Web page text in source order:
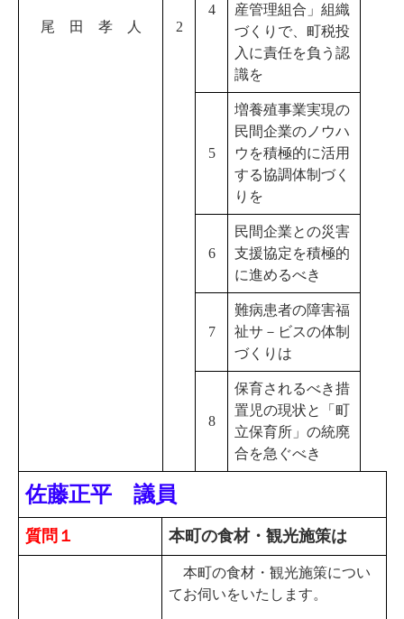
尾 田 孝 人 2
4
産管理組合」組織
づくりで、町税投
入に責任を負う認
識を
5
増養殖事業実現の
民間企業のノウハ
ウを積極的に活用
する協調体制づく
りを
6
民間企業との災害
支援協定を積極的
に進めるべき
7
難病患者の障害福
祉サ－ビスの体制
づくりは
8
保育されるべき措
置児の現状と「町
立保育所」の統廃
合を急ぐべき
佐藤正平 議員
質問１ 本町の食材・観光施策は
本町の食材・観光施策につい
てお伺いをいたします。